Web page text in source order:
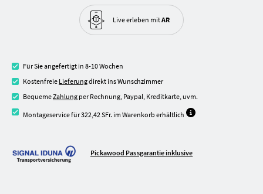
Live erleben mitAR
Für Sie angefertigt in 8-10 Wochen
Kostenfreie Lieferungdirekt ins Wunschzimmer
BequemeZahlung per Rechnung, Paypal, Kreditkarte, uvm.
Montageservice für 322,42 SFr. im Warenkorb erhältlich
Pickawood Passgarantie inklusive